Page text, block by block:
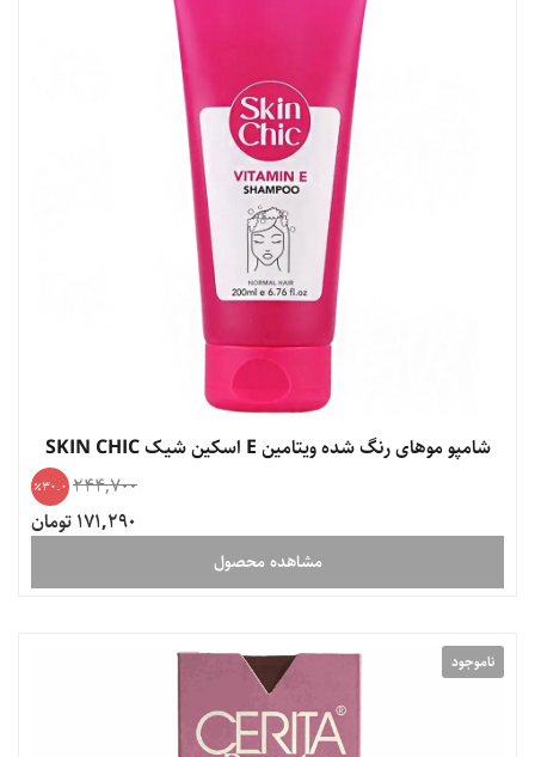
شامپو موهای رنگ شده ویتامین E اسکین شیک SKIN CHIC
244,700
30.0
171,290 تومان
مشاهده محصول
ناموجود